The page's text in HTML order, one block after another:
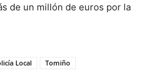
de un millón de euros por la
Local Tomiño